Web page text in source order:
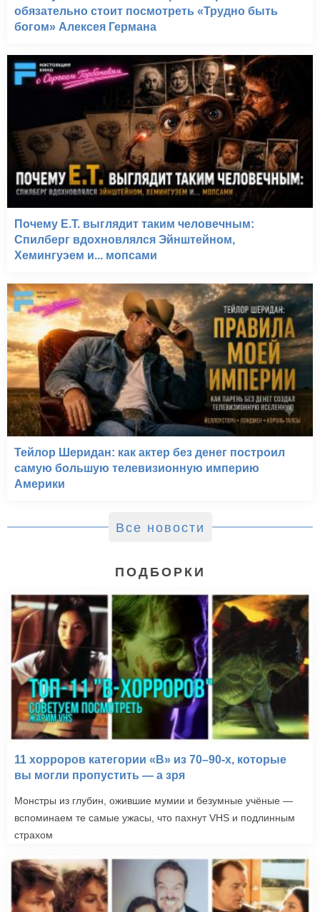
обязательно стоит посмотреть «Трудно быть
богом» Алексея Германа
Почему E.T. выглядит таким человечным:
Спилберг вдохновлялся Эйнштейном,
Хемингуэем и... мопсами
Тейлор Шеридан: как актер без денег построил
самую большую телевизионную империю
Америки
Все новости
ПОДБОРКИ
11 хорроров категории «B» из 70–90-х, которые
вы могли пропустить — а зря
Монстры из глубин, ожившие мумии и безумные учёные —
вспоминаем те самые ужасы, что пахнут VHS и подлинным
страхом